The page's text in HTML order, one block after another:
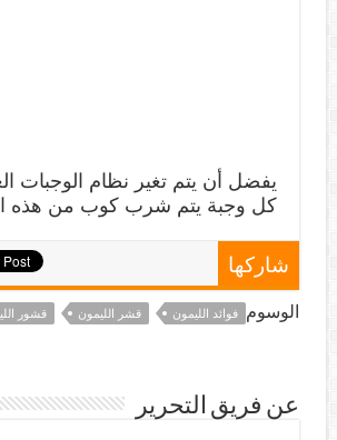
يفضل أن يتم تغير نظام الوجبات
كل وجبة يتم شرب كوب من هذه
شاركها
الوسوم فوائد الليمون قشر الليمون قشور
عن فريق التحرير